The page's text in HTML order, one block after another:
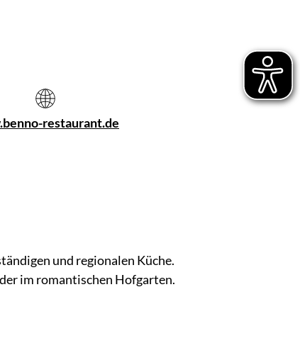
restaurant.de
und regionalen Küche.
im romantischen Hofgarten.